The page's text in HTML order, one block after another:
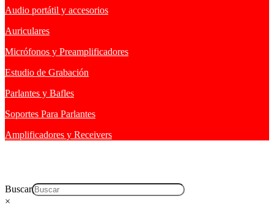
Audio portátil y accesorios
Auriculares
Micrófonos y Preamplificadores
Estudio de Grabación
Parlantes y Bafles
Soportes Para Parlantes
Amplificadores y Receivers
Buscar
×